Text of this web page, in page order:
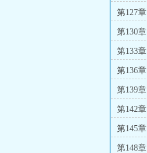
第127
第130
第133
第136
第139
第142
第145
第148